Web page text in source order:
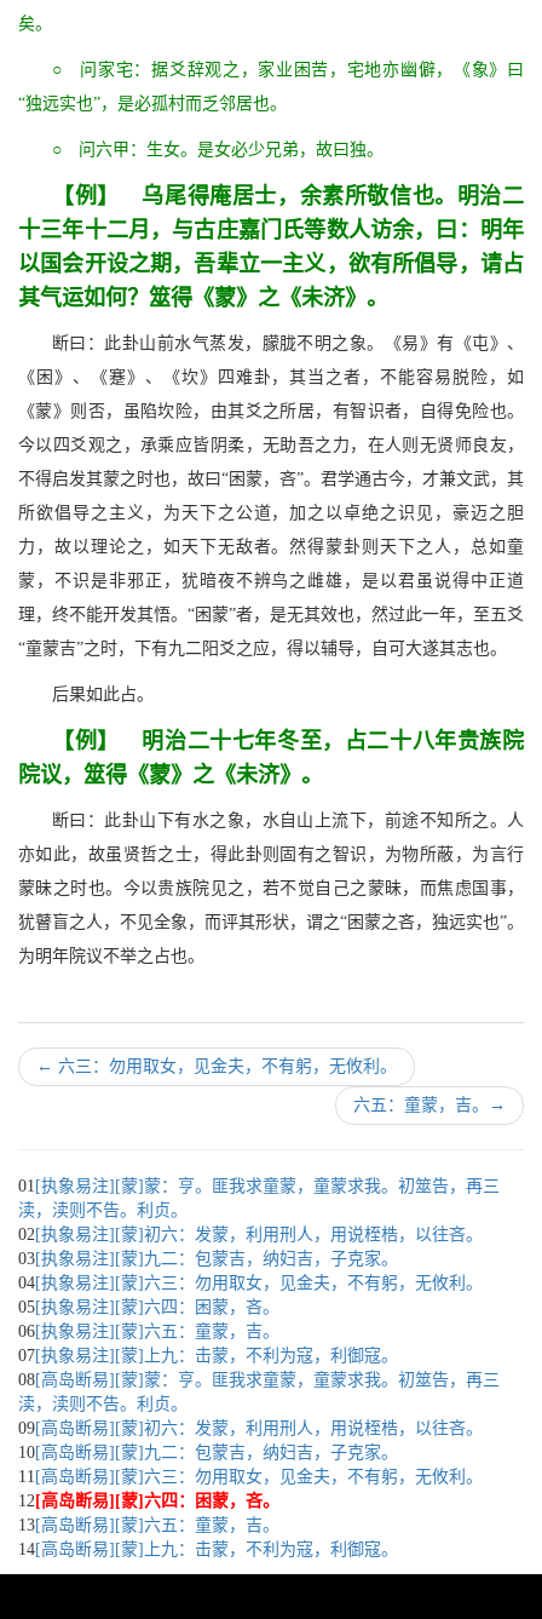
矣。
○ 问家宅：据爻辞观之，家业困苦，宅地亦幽僻，《象》曰
“独远实也”，是必孤村而乏邻居也。
○ 问六甲：生女。是女必少兄弟，故曰独。
【例】 乌尾得庵居士，余素所敬信也。明治二
十三年十二月，与古庄嘉门氏等数人访余，曰：明年
以国会开设之期，吾辈立一主义，欲有所倡导，请占
其气运如何？筮得《蒙》之《未济》。
断曰：此卦山前水气蒸发，朦胧不明之象。《易》有《屯》、
《困》、《蹇》、《坎》四难卦，其当之者，不能容易脱险，如
《蒙》则否，虽陷坎险，由其爻之所居，有智识者，自得免险也。
今以四爻观之，承乘应皆阴柔，无助吾之力，在人则无贤师良友，
不得启发其蒙之时也，故曰“困蒙，吝”。君学通古今，才兼文武，其
所欲倡导之主义，为天下之公道，加之以卓绝之识见，豪迈之胆
力，故以理论之，如天下无敌者。然得蒙卦则天下之人，总如童
蒙，不识是非邪正，犹暗夜不辨鸟之雌雄，是以君虽说得中正道
理，终不能开发其悟。“困蒙”者，是无其效也，然过此一年，至五爻
“童蒙吉”之时，下有九二阳爻之应，得以辅导，自可大遂其志也。
后果如此占。
【例】 明治二十七年冬至，占二十八年贵族院
院议，筮得《蒙》之《未济》。
断曰：此卦山下有水之象，水自山上流下，前途不知所之。人
亦如此，故虽贤哲之士，得此卦则固有之智识，为物所蔽，为言行
蒙昧之时也。今以贵族院见之，若不觉自己之蒙昧，而焦虑国事，
犹瞽盲之人，不见全象，而评其形状，谓之“困蒙之吝，独远实也”。
为明年院议不举之占也。
← 六三：勿用取女，见金夫，不有躬，无攸利。
六五：童蒙，吉。 →
01 [执象易注][蒙]蒙：亨。匪我求童蒙，童蒙求我。初筮告，再三
渎，渎则不告。利贞。
02[执象易注][蒙]初六：发蒙，利用刑人，用说桎梏，以往吝。
03[执象易注][蒙]九二：包蒙吉，纳妇吉，子克家。
04[执象易注][蒙]六三：勿用取女，见金夫，不有躬，无攸利。
05[执象易注][蒙]六四：困蒙，吝。
06[执象易注][蒙]六五：童蒙，吉。
07[执象易注][蒙]上九：击蒙，不利为寇，利御寇。
08[高岛断易][蒙]蒙：亨。匪我求童蒙，童蒙求我。初筮告，再三
渎，渎则不告。利贞。
09[高岛断易][蒙]初六：发蒙，利用刑人，用说桎梏，以往吝。
10[高岛断易][蒙]九二：包蒙吉，纳妇吉，子克家。
11 [高岛断易][蒙]六三：勿用取女，见金夫，不有躬，无攸利。
12[高岛断易][蒙]六四：困蒙，吝。
13[高岛断易][蒙]六五：童蒙，吉。
14[高岛断易][蒙]上九：击蒙，不利为寇，利御寇。